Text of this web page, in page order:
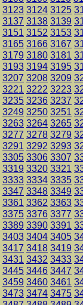
3123 3124 3125
3137 3138 3139
3151 3152 3153
3165 3166 3167
3179 3180 3181
3193 3194 3195
3207 3208 3209
3221 3222 3223
3235 3236 3237
3249 3250 3251
3263 3264 3265
3277 3278 3279
3291 3292 3293
3305 3306 3307
3319 3320 3321
3333 3334 3335
3347 3348 3349
3361 3362 3363
3375 3376 3377
3389 3390 3391
3403 3404 3405
3417 3418 3419
3431 3432 3433
3445 3446 3447
3459 3460 3461
3473 3474 3475